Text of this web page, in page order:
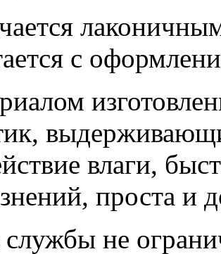
с
влаги,
проста и
не